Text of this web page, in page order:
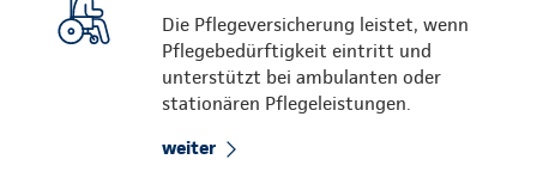
Die Pflegeversicherung leistet, wenn
Pflegebedürftigkeit eintritt und
unterstützt bei ambulanten oder
stationären Pflegeleistungen.
weiter